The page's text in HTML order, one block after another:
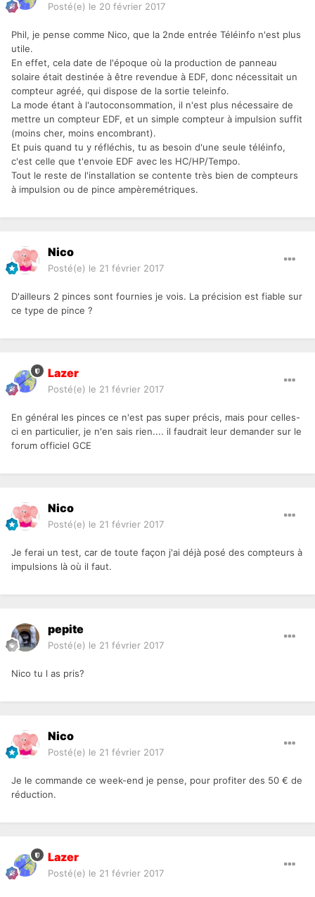
Posté(e) le 20 février 2017
Phil, je pense comme Nico, que la 2nde entrée Téléinfo n'est plus
utile.
En effet, cela date de l'époque où la production de panneau
solaire était destinée à être revendue à EDF, donc nécessitait un
compteur agréé, qui dispose de la sortie teleinfo.
La mode étant à l'autoconsommation, il n'est plus nécessaire de
mettre un compteur EDF, et un simple compteur à impulsion suffit
(moins cher, moins encombrant).
Et puis quand tu y réfléchis, tu as besoin d'une seule téléinfo,
c'est celle que t'envoie EDF avec les HC/HP/Tempo.
Tout le reste de l'installation se contente très bien de compteurs
à impulsion ou de pince ampèremétriques.
Nico
Posté(e) le 21 février 2017
D'ailleurs 2 pinces sont fournies je vois. La précision est fiable sur
ce type de pince ?
Lazer
Posté(e) le 21 février 2017
En général les pinces ce n'est pas super précis, mais pour celles-
ci en particulier, je n'en sais rien.... il faudrait leur demander sur le
forum officiel GCE
Nico
Posté(e) le 21 février 2017
Je ferai un test, car de toute façon j'ai déjà posé des compteurs à
impulsions là où il faut.
pepite
Posté(e) le 21 février 2017
Nico tu l as pris?
Nico
Posté(e) le 21 février 2017
Je le commande ce week-end je pense, pour profiter des 50 € de
réduction.
Lazer
Posté(e) le 21 février 2017